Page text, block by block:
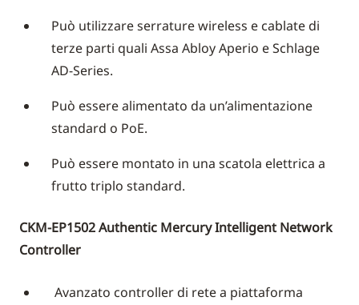
Può utilizzare serrature wireless e cablate di
terze parti quali Assa Abloy Aperio e Schlage
AD-Series.
Può essere alimentato da un’alimentazione
standard o PoE.
Può essere montato in una scatola elettrica a
frutto triplo standard.
CKM-EP1502 Authentic Mercury Intelligent Network
Controller
Avanzato controller di rete a piattaforma